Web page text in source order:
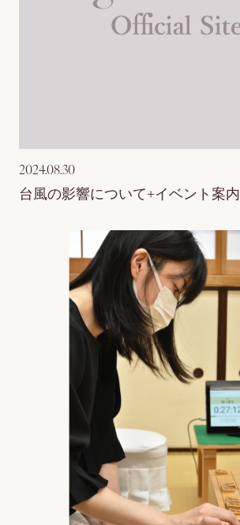
2024.08.30
台風の影響について+イベント案内